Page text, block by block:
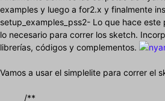
examples y luego a for2.x y finalmente
setup_examples_pss2- Lo que hace
lo necesario para correr los sketch.
librerías, códigos y complementos.
Vamos a usar el simplelite para correr el
/**